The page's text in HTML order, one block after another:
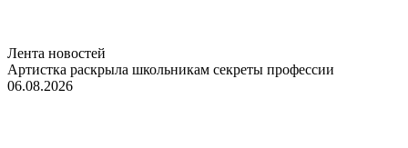
Лента новостей
Артистка раскрыла школьникам секреты профессии
06.08.2026